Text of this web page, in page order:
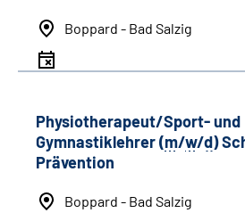
Boppard - Bad Salzig
Physiotherapeut/Sport- und
Gymnastiklehrer (m/w/d)
Prävention
Boppard - Bad Salzig